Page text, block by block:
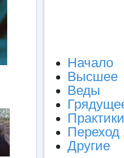
Начало
Высшее
Веды
Практики
Переход
Другие